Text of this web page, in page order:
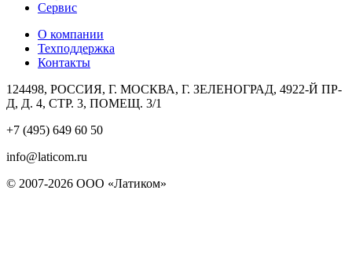
Сервис
О компании
Техподдержка
Контакты
124498, РОССИЯ, Г. МОСКВА, Г. ЗЕЛЕНОГРАД, 4922-Й ПР-
Д, Д. 4, СТР. 3, ПОМЕЩ. 3/1
+7 (495) 649 60 50
info@laticom.ru
© 2007-2026 ООО «Латиком»